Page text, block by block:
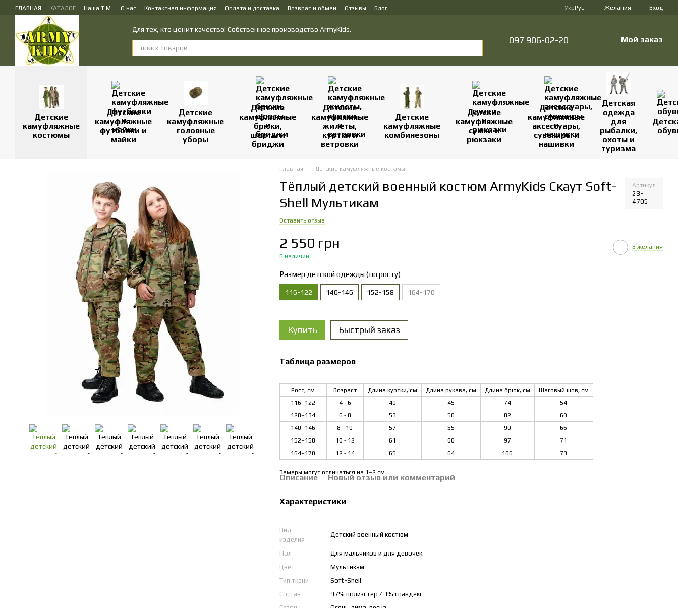
Перейти к основному контенту
ГЛАВНАЯ КАТАЛОГ Наша Т.М. О нас Контактная информация Оплата и доставка Возврат и обмен Отзывы
Блог
ПУБЛИЧЕСКИЙ ДОГОВОР (ОФЕРТА) на заказ, куплю-продажу и доставку товаров
УкрРус Желания Вход
Для тех, кто ценит качество! Собственное производство ArmyKids.
097 906-02-20 Мой заказ
Детские
камуфляжные
костюмы
Детские
камуфляжные
футболки и
майки
Детские
камуфляжные
головные
уборы
Детские
камуфляжные
брюки,
шорты и
бриджи
Детские
камуфляжные
жилеты,
куртки и
ветровки
Детские
камуфляжные
комбинезоны
Детские
камуфляжные
сумки и
рюкзаки
Детские
камуфляжные
аксессуары,
сувениры и
нашивки
Детская
одежда
для
рыбалки,
охоты и
туризма
Главная Детские камуфляжные костюмы
Тёплый детский военный костюм ArmyKids Скаут Soft-
Shell Мультикам
Артикул
23-
4705
Оставить отзыв
2 550 грн
В наличии
В желания
Размер детской одежды (по росту)
116-122 140-146 152-158 164-170
Купить Быстрый заказ
Таблица размеров
Рост, см Возраст Длина куртки, см Длина рукава, см Длина брюк, см
Шаговый шов, см
116–122
4 - 6 49 45 74
54
128–134
6 - 8 53 50 82
60
140–146
8 - 10 57 55 90
66
152–158
10 - 12 61 60 97
71
164–170
12 - 14 65 64 106 73
Замеры могут отличаться на 1–2 см.
Описание Новый отзыв или комментарий
Характеристики
Вид
изделия
Детский военный костюм
Пол
Для мальчиков и для девочек
Цвет
Мультикам
Тип ткани
Soft-Shell
Состав
97% полиэстер / 3% спандекс